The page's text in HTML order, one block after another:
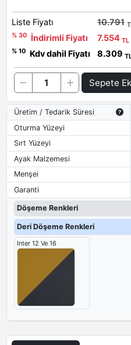
Liste Fiyatı 10.791
% 30
İndirimli Fiyatı 7.554 TL
% 10
Kdv dahil Fiyatı 8.309
Sepete
Üretim / Tedarik Süresi
Oturma Yüzeyi
Sırt Yüzeyi
Ayak Malzemesi
Menşei
Garanti
Döşeme Renkleri
Deri Döşeme Renkleri
Inter 12 Ve 16